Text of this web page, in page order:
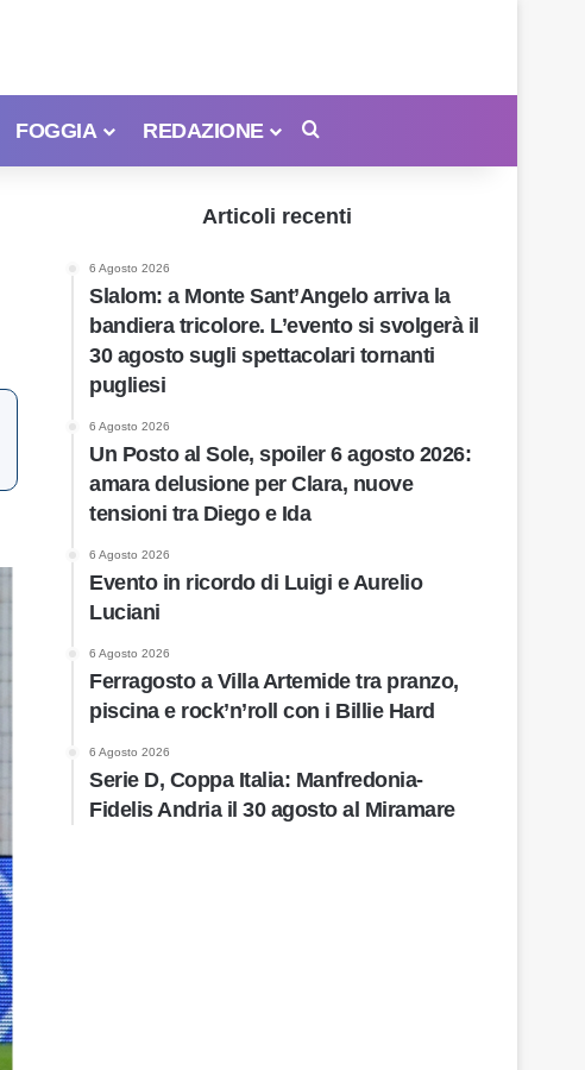
FOGGIA REDAZIONE
Articoli recenti
6 Agosto 2026
Slalom: a Monte Sant’Angelo arriva la
bandiera tricolore. L’evento si svolgerà il
30 agosto sugli spettacolari tornanti
pugliesi
6 Agosto 2026
Un Posto al Sole, spoiler 6 agosto 2026:
amara delusione per Clara, nuove
tensioni tra Diego e Ida
6 Agosto 2026
Evento in ricordo di Luigi e Aurelio
Luciani
6 Agosto 2026
Ferragosto a Villa Artemide tra pranzo,
piscina e rock’n’roll con i Billie Hard
6 Agosto 2026
Serie D, Coppa Italia: Manfredonia-
Fidelis Andria il 30 agosto al Miramare